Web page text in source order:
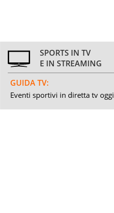
SPORTS IN TV
E IN STREAMING
GUIDA TV:
Eventi sportivi in diretta tv oggi